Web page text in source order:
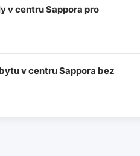
v centru Sappora pro
v centru Sappora bez